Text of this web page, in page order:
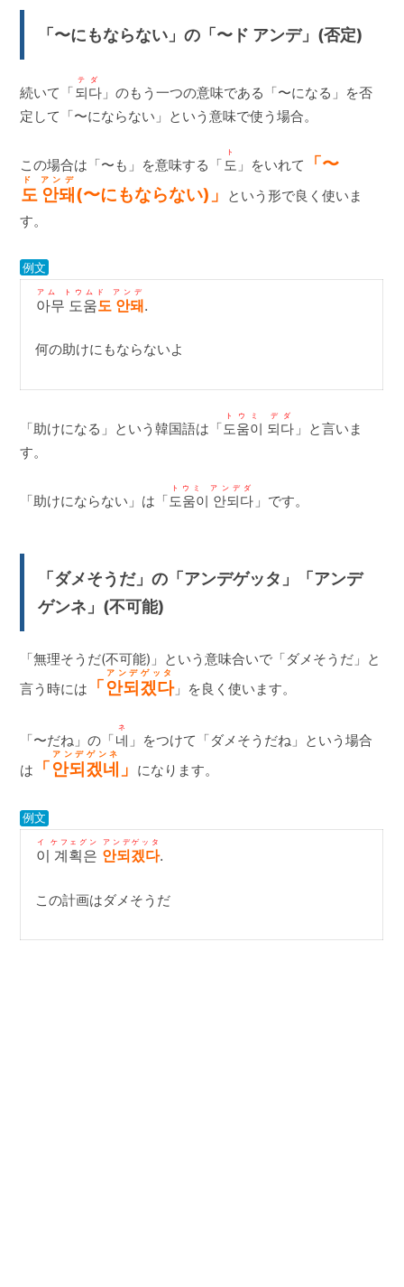
「〜にもならない」の「〜ド アンデ」(否定)
続いて「되다
テダ
」のもう一つの意味である「〜になる」を否
定して「〜にならない」という意味で使う場合。
この場合は「〜も」を意味する「도
ト
」をいれて
「〜
도 안돼
ド アンデ
(〜にもならない)」
という形で良く使いま
す。
例文
아무 도움도 안돼
アム トウムド アンデ
.
何の助けにもならないよ
「助けになる」という韓国語は「도움이 되다
トウミ デダ
」と言いま
す。
「助けにならない」は「도움이 안되다
トウミ アンデダ
」です。
「ダメそうだ」の「アンデゲッタ」「アンデ
ゲンネ」(不可能)
「無理そうだ(不可能)」という意味合いで「ダメそうだ」と
言う時には
「안되겠다
アンデゲッタ
」を良く使います。
「〜だね」の「네
ネ
」をつけて「ダメそうだね」という場合
は
「안되겠네
アンデゲンネ
」 になります。
例文
이 계획은 안되겠다
イ ケフェグン アンデゲッタ
.
この計画はダメそうだ